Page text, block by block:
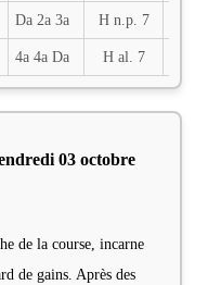
Da 2a 3a H n.p. 7
4a 4a Da H al. 7
03 octobre
de la course, incarne
de gains. Après des